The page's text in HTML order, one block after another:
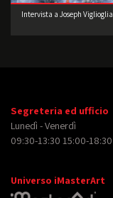
Intervista a Joseph Viglioglia
Segreteria ed ufficio
Lunedì - Venerdì
09:30-13:30 15:00-18:30
Universo iMasterArt